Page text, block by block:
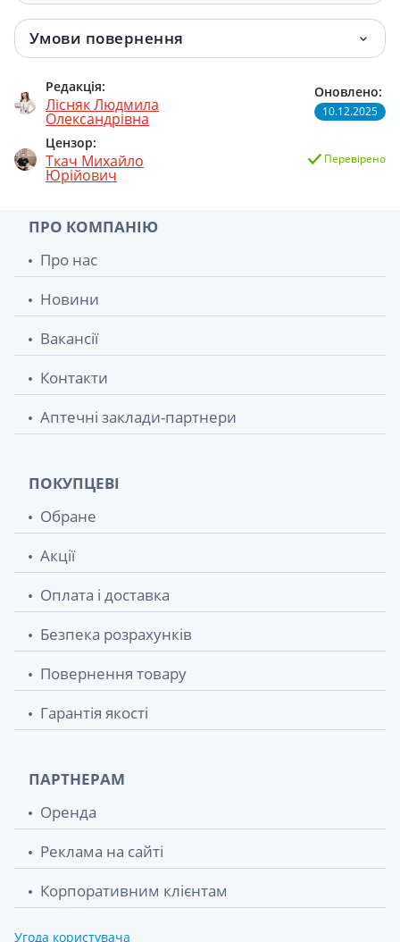
Умови повернення
Редакція:
Лісняк Людмила
Олександрівна
Цензор:
Ткач Михайло
Юрійович
Оновлено:
10.12.2025
Перевірено
ПРО КОМПАНІЮ
Про нас
Новини
Вакансії
Контакти
Аптечні заклади-партнери
ПОКУПЦЕВІ
Обране
Акції
Оплата і доставка
Безпека розрахунків
Повернення товару
Гарантія якості
ПАРТНЕРАМ
Оренда
Реклама на сайті
Корпоративним клієнтам
Угода користувача